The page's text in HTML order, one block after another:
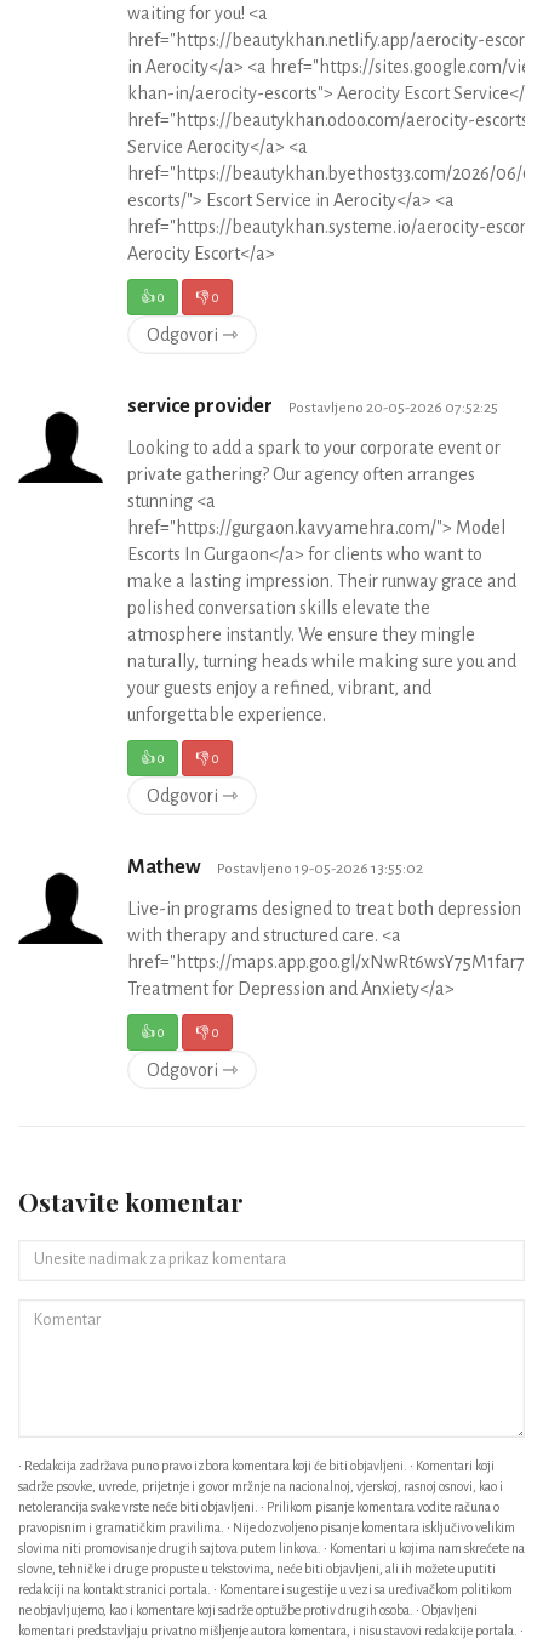
waiting for you! <a
href="https://beautykhan.netlify.app/aerocity-
in Aerocity</a> <a href="https://sites.google.com/
khan-in/aerocity-escorts"> Aerocity Escort Service</
href="https://beautykhan.odoo.com/aerocity-
Service Aerocity</a> <a
href="https://beautykhan.byethost33.com/2026/06/
escorts/"> Escort Service in Aerocity</a> <a
href="https://beautykhan.systeme.io/aerocity-
Aerocity Escort</a>
👍0 👎0
Odgovori ⇾
service provider Postavljeno 20-05-2026 07:52:25
Looking to add a spark to your corporate event or
private gathering? Our agency often arranges
stunning <a
href="https://gurgaon.kavyamehra.com/"> Model
Escorts In Gurgaon</a> for clients who want to
make a lasting impression. Their runway grace and
polished conversation skills elevate the
atmosphere instantly. We ensure they mingle
naturally, turning heads while making sure you and
your guests enjoy a refined, vibrant, and
unforgettable experience.
👍0 👎0
Odgovori ⇾
Mathew Postavljeno 19-05-2026 13:55:02
Live-in programs designed to treat both depression
with therapy and structured care. <a
href="https://maps.app.goo.gl/
Treatment for Depression and Anxiety</a>
👍0 👎0
Odgovori ⇾
Ostavite komentar
• Redakcija zadržava puno pravo izbora komentara koji će biti objavljeni. • Komentari koji
sadrže psovke, uvrede, prijetnje i govor mržnje na nacionalnoj, vjerskoj, rasnoj osnovi, kao i
netolerancija svake vrste neće biti objavljeni. • Prilikom pisanje komentara vodite računa o
pravopisnim i gramatičkim pravilima. • Nije dozvoljeno pisanje komentara isključivo velikim
slovima niti promovisanje drugih sajtova putem linkova. • Komentari u kojima nam skrećete na
slovne, tehničke i druge propuste u tekstovima, neće biti objavljeni, ali ih možete uputiti
redakciji na kontakt stranici portala. • Komentare i sugestije u vezi sa uređivačkom politikom
ne objavljujemo, kao i komentare koji sadrže optužbe protiv drugih osoba. • Objavljeni
komentari predstavljaju privatno mišljenje autora komentara, i nisu stavovi redakcije portala. •